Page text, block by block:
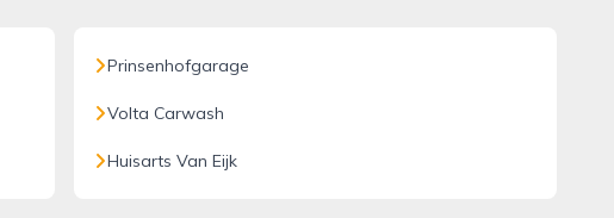
Prinsenhofgarage
Volta Carwash
Huisarts Van Eijk